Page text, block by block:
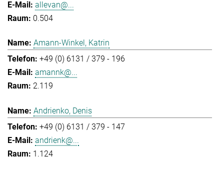
allevan@...
0.504
Amann-Winkel, Katrin
+49 (0) 6131 / 379 - 196
amannk@...
2.119
Andrienko, Denis
+49 (0) 6131 / 379 - 147
andrienk@...
1.124